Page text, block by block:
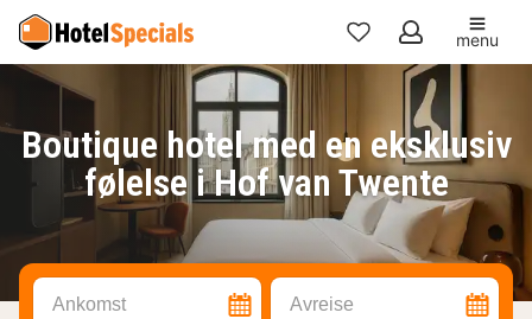
Mine
favoritter
menu
Boutique hotel med en eksklusiv
følelse i Hof van Twente
Ankomst Avreise